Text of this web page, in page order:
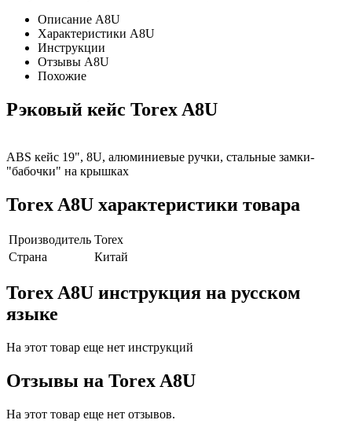
Описание A8U
Характеристики A8U
Инструкции
Отзывы A8U
Похожие
Рэковый кейс Torex A8U
ABS кейс 19", 8U, алюминиевые ручки, стальные замки-
"бабочки" на крышках
Torex A8U характеристики товара
Производитель Torex
Страна
Китай
Torex A8U инструкция на русском
языке
На этот товар еще нет инструкций
Отзывы на Torex A8U
На этот товар еще нет отзывов.